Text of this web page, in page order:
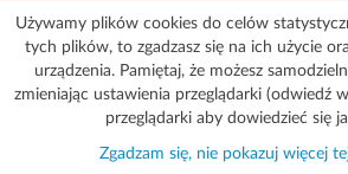
Warunki korzystania|Polityka prywatności |
dostępności| Mapa
© 2026 Uniwersytet Warszawski, Wydział Fizyki,
02-093 Warszawa
Używamy plików cookies do celów
tych plików, to zgadzasz się na ich użycie
urządzenia. Pamiętaj, że możesz
zmieniając ustawienia przeglądarki (odwiedź
przeglądarki aby dowiedzieć się
Zgadzam się, nie pokazuj więcej